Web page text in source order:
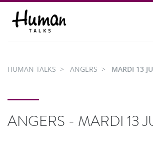
PARTICIPER
HUMAN TALKS ANGERS MARDI 13
ANGERS - MARDI 13